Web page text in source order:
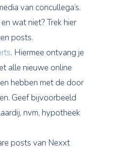
van concullega’s.
wat niet? Trek hier
posts.
. Hiermee ontvang je
alle nieuwe online
hebben met de door
Geef bijvoorbeeld
nvm, hypotheek
posts van Nexxt